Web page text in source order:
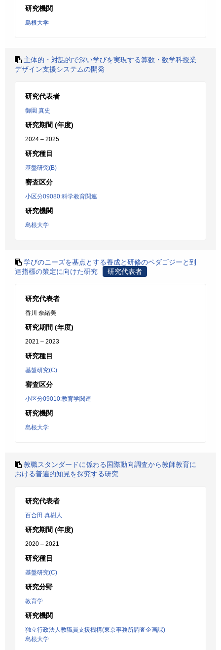
研究機関
島根大学
主体的・対話的で深い学びを実現する算数・数学科授業
デザイン支援システムの開発
研究代表者
御園 真史
研究期間 (年度)
2024 – 2025
研究種目
基盤研究(B)
審査区分
小区分09080:科学教育関連
研究機関
島根大学
学びのニーズを基点とする養成と研修のペダゴジーと到
達指標の策定に向けた研究
研究代表者
研究代表者
香川 奈緒美
研究期間 (年度)
2021 – 2023
研究種目
基盤研究(C)
審査区分
小区分09010:教育学関連
研究機関
島根大学
教職スタンダードに係わる国際動向調査から教師教育に
おける普遍的知見を探究する研究
研究代表者
百合田 真樹人
研究期間 (年度)
2020 – 2021
研究種目
基盤研究(C)
研究分野
教育学
研究機関
独立行政法人教職員支援機構(東京事務所調査企画課)
島根大学